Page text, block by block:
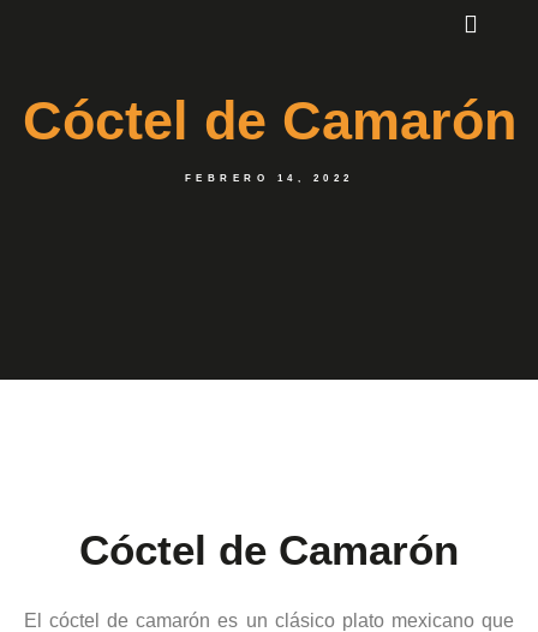
Cóctel de Camarón
FEBRERO 14, 2022
Cóctel de Camarón
El cóctel de camarón es un clásico plato mexicano que